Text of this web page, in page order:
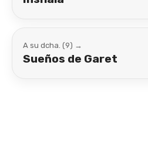
A su dcha. (9) →
Sueños de Garet